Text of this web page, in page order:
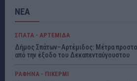
ΝΕΑ
ΣΠΑΤΑ - ΑΡΤΕΜΙΔΑ
Δήμος Σπάτων–Αρτέμιδος: Μέτρα
από την έξοδο του Δεκαπενταύγουστου
ΡΑΦΗΝΑ - ΠΙΚΕΡΜΙ